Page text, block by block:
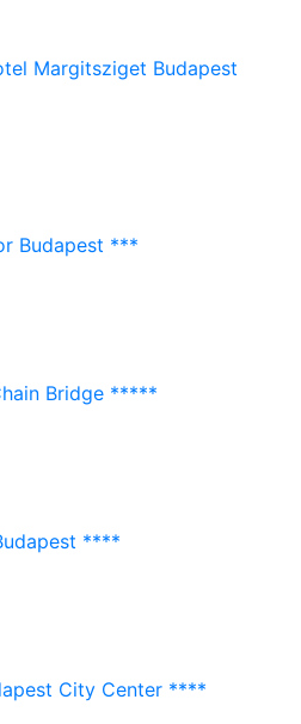
Margitsziget Budapest
Budapest ***
Bridge *****
****
City Center ****